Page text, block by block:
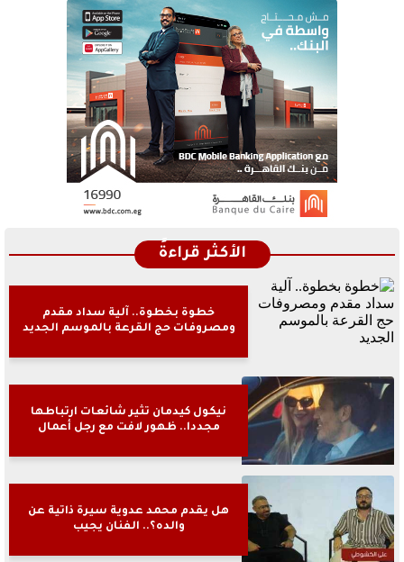
الأكثر قراءةً
خطوة بخطوة.. آلية سداد مقدم
ومصروفات حج القرعة بالموسم الجديد
نيكول كيدمان تثير شائعات ارتباطها
مجددا.. ظهور لافت مع رجل أعمال
هل يقدم محمد عدوية سيرة ذاتية عن
والده؟.. الفنان يجيب